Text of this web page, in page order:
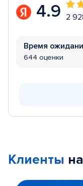
4.9 2
Время
644 оценки
Клиенты